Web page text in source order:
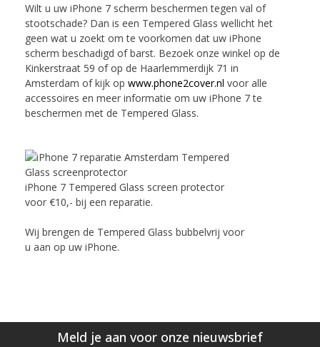
Wilt u uw iPhone 7 scherm beschermen tegen val of
stootschade? Dan is een Tempered Glass wellicht het
geen wat u zoekt om te voorkomen dat uw iPhone
scherm beschadigd of barst. Bezoek onze winkel op de
Kinkerstraat 59 of op de Haarlemmerdijk 71 in
Amsterdam of kijk op www.phone2cover.nl voor alle
accessoires en meer informatie om uw iPhone 7 te
beschermen met de Tempered Glass.
iPhone 7 Tempered Glass screen protector
voor €10,- bij een reparatie.
Wij brengen de Tempered Glass bubbelvrij voor
u aan op uw iPhone.
Meld je aan voor onze nieuwsbrief